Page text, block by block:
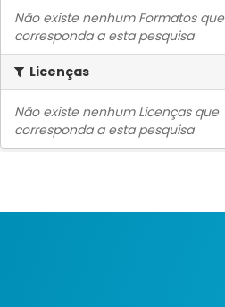
Não existe nenhum Formatos que
corresponda a esta pesquisa
Licenças
Não existe nenhum Licenças que
corresponda a esta pesquisa